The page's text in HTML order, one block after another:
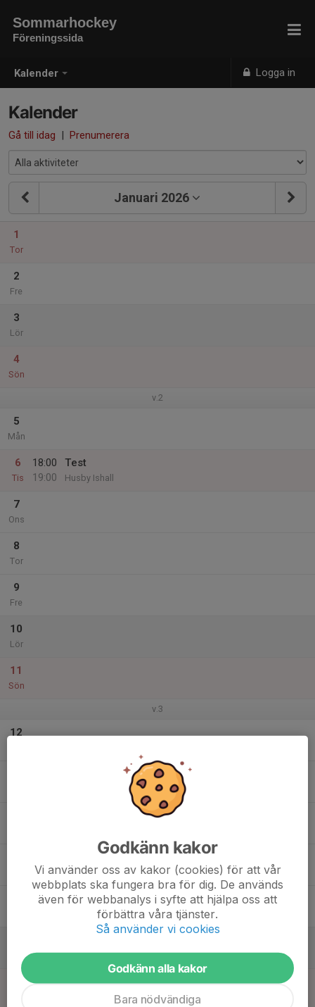
Kalender Logga in
Sommarhockey
Föreningssida
Kalender
Gå till idag | Prenumerera
Januari 2026
1
Tor
2
Fre
3
Lör
4
Sön
v.2
5
Mån
6
Tis
18:00
19:00
Test
Husby Ishall
7
Ons
8
Tor
9
Fre
10
Lör
11
Sön
v.3
12
Godkänn kakor
Vi använder oss av kakor (cookies) för att vår
webbplats ska fungera bra för dig. De används
även för webbanalys i syfte att hjälpa oss att
förbättra våra tjänster.
Så använder vi cookies
Godkänn alla kakor
Bara nödvändiga